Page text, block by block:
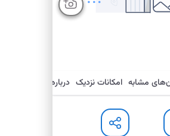
مشابه امکانات نزدیک درباره